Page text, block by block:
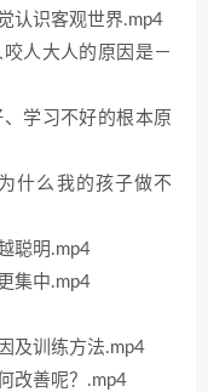
认识客观世界.mp4
人大人的原因是－
学习不好的根本原
什么我的孩子做不
聪明.mp4
集中.mp4
及训练方法.mp4
改善呢？.mp4